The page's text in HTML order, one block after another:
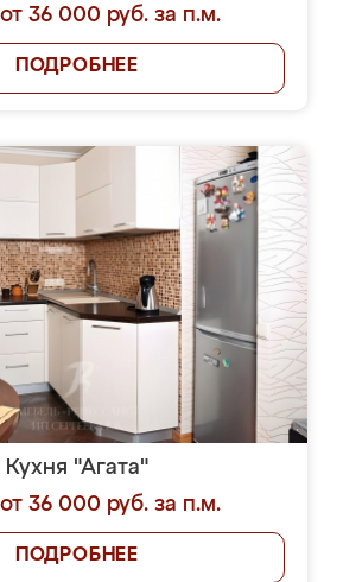
36 000 руб. за п.м.
ПОДРОБНЕЕ
Кухня "Агата"
36 000 руб. за п.м.
ПОДРОБНЕЕ